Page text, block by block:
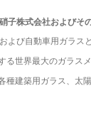
子株式会社およびそ
よび自動車用ガラス
る世界最大のガラス
種建築用ガラス、太